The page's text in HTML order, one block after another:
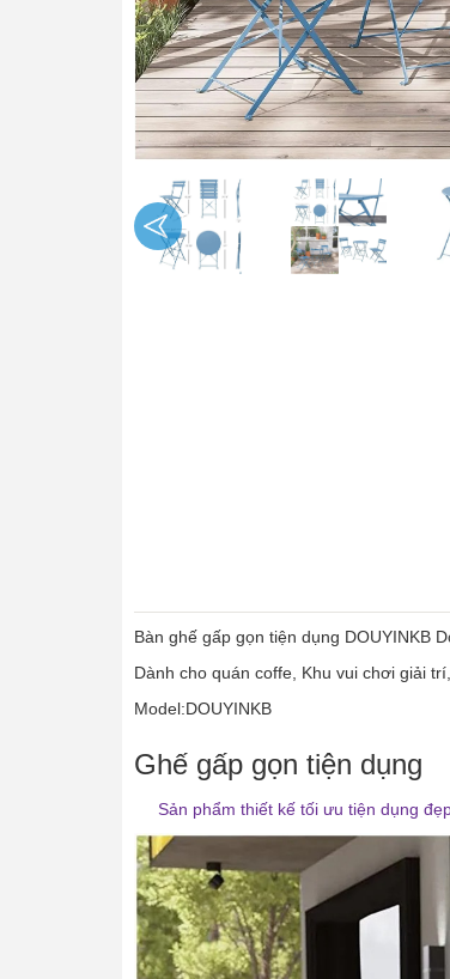
Bàn ghế gấp gọn tiện dụng DOUYINKB
Dành cho quán coffe, Khu vui chơi giải
Model:DOUYINKB
Ghế gấp gọn tiện dụng
Sản phẩm thiết kế tối ưu tiện dụng